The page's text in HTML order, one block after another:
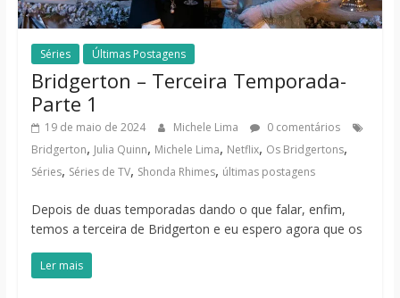
Séries Últimas Postagens
Bridgerton – Terceira Temporada-
Parte 1
19 de maio de 2024 Michele Lima
0 comentários
Bridgerton, Julia Quinn, Michele Lima, Netflix, Os Bridgertons,
Séries, Séries de TV, Shonda Rhimes, últimas postagens
Depois de duas temporadas dando o que falar, enfim,
temos a terceira de Bridgerton e eu espero agora que os
Ler mais